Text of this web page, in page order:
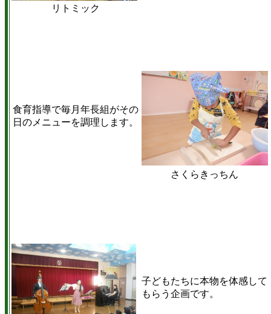
リトミック
食育指導で毎月年長組がその
日のメニューを調理します。
さくらきっちん
子どもたちに本物を体感して
もらう企画です。